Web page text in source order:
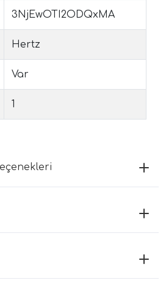
3NjEwOTI2ODQxMA
Hertz
Var
1